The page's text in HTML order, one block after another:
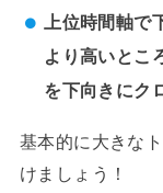
上位時間軸
より高いとこ
を下向きにク
基本的に大きな
けましょう！